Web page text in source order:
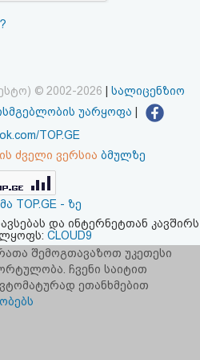
© 2002-2026
სალიცენზიო
უარყოფა
TOP.GE
ძველი ვერსია ბმულზე
TOP.GE - ზე
და ინტერნეტთან კავშირს
CLOUD9
შემოგთავაზოთ უკეთესი
ჩვენი საიტით
ეთანხმებით